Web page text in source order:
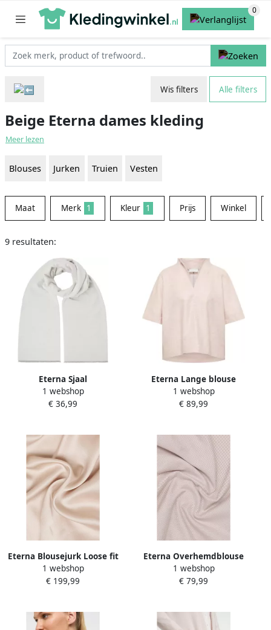
Wis filters Alle filters
Beige Eterna dames kleding
Meer lezen
Blouses Jurken Truien Vesten
Maat Merk 1 Kleur 1 Prijs Winkel
9 resultaten:
Eterna Sjaal
1 webshop
€ 36,99
Eterna Lange blouse
Oversized fit EASY IRON
(gemakkelijk te strijken)
1 webshop
€ 89,99
Eterna Blousejurk Loose fit
1 webshop
€ 199,99
Eterna Overhemdblouse
Regular fit
1 webshop
€ 79,99